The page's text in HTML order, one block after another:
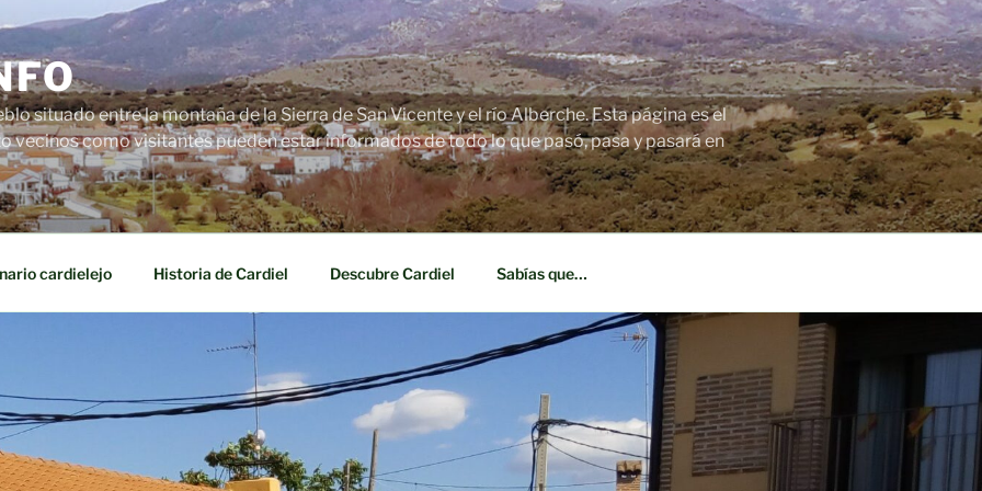
situado entre la montaña de la Sierra de San Vicente y el río Alberche. Esta página es el
vecinos como visitantes pueden estar informados de todo lo que pasó, pasa y pasará en
cardielejo Historia de Cardiel Descubre Cardiel Sabías que…